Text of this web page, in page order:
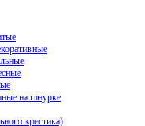
на шнурке
крестика)